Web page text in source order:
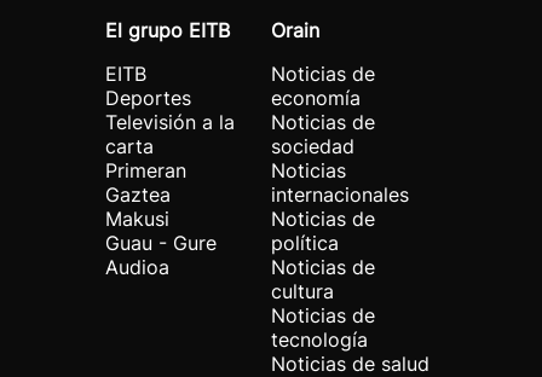
El grupo EITB
EITB
Deportes
Televisión a la
carta
Primeran
Gaztea
Makusi
Guau - Gure
Audioa
Orain
Noticias de
economía
Noticias de
sociedad
Noticias
internacionales
Noticias de
política
Noticias de
cultura
Noticias de
tecnología
Noticias de salud